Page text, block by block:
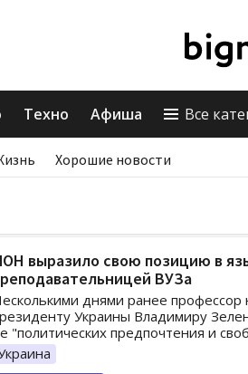
Техно Афиша Все
Хорошие новости
выразило свою позицию в
ВУЗа
днями ранее
Украины Владимиру
"политических предпочтения и